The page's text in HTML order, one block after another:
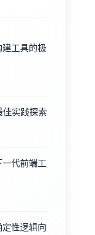
工具的极
佳实践探索
代前端工
性逻辑向